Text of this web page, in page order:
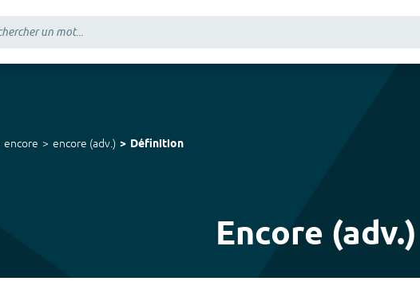
encore encore (adv.) Définition
Encore (adv.)